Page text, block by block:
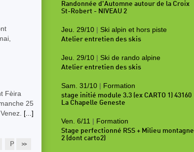
Fèira
25
[...]
>>
P13
Randonnée d'Automne autour de la Croix
St-Robert - NIVEAU 2
Jeu. 29/10 | Ski alpin et hors piste
Atelier entretien des skis
Jeu. 29/10 | Ski de rando alpine
Atelier entretien des skis
Sam. 31/10 | Formation
stage initié module 3.3 (ex CARTO 1) 43160
La Chapelle Geneste
Ven. 6/11 | Formation
Stage perfectionné RSS + Milieu montagne
2 (dont carto2)